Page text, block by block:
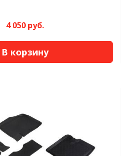
4 050 руб.
В корзину